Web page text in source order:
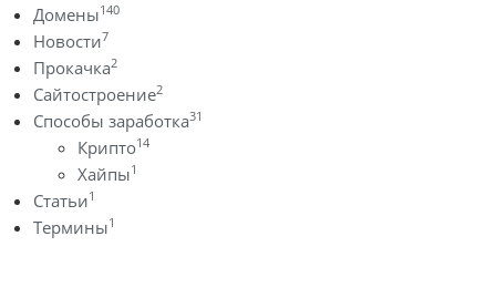
Домены140
Новости7
Прокачка2
Сайтостроение2
Способы заработка31
Крипто14
Хайпы1
Статьи1
Термины1